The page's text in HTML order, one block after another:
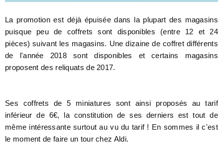
La promotion est déjà épuisée dans la plupart des magasins
puisque peu de coffrets sont disponibles (entre 12 et 24
pièces) suivant les magasins. Une dizaine de coffret différents
de l'année 2018 sont disponibles et certains magasins
proposent des reliquats de 2017.
Ses coffrets de 5 miniatures sont ainsi proposés au tarif
inférieur de 6€, la constitution de ses derniers est tout de
même intéressante surtout au vu du tarif ! En sommes il c'est
le moment de faire un tour chez Aldi.